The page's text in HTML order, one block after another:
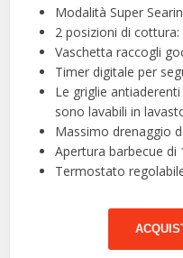
Modalità Super
2 posizioni di
Vaschetta raccogli
Timer digitale per
Le griglie
sono lavabili in
Massimo drenaggio
Apertura barbecue di
Termostato